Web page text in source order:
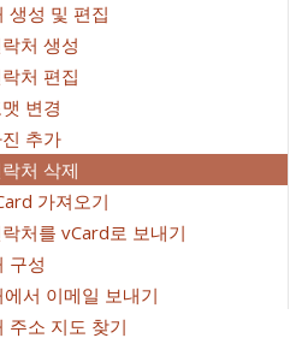
생성 및 편집
처 생성
처 편집
변경
추가
처 삭제
가져오기
처를 vCard로 보내기
구성
에서 이메일 보내기
주소 지도 찾기